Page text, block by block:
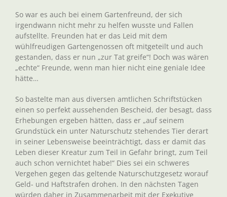
So war es auch bei einem Gartenfreund, der sich
irgendwann nicht mehr zu helfen wusste und Fallen
aufstellte. Freunden hat er das Leid mit dem
wühlfreudigen Gartengenossen oft mitgeteilt und auch
gestanden, dass er nun „zur Tat greife“! Doch was wären
„echte“ Freunde, wenn man hier nicht eine geniale Idee
hätte…
So bastelte man aus diversen amtlichen Schriftstücken
einen so perfekt aussehenden Bescheid, der besagt, dass
Erhebungen ergeben hätten, dass er „auf seinem
Grundstück ein unter Naturschutz stehendes Tier derart
in seiner Lebensweise beeinträchtigt, dass er damit das
Leben dieser Kreatur zum Teil in Gefahr bringt, zum Teil
auch schon vernichtet habe!“ Dies sei ein schweres
Vergehen gegen das geltende Naturschutzgesetz worauf
Geld- und Haftstrafen drohen. In den nächsten Tagen
würden daher in Zusammenarbeit mit der Exekutive